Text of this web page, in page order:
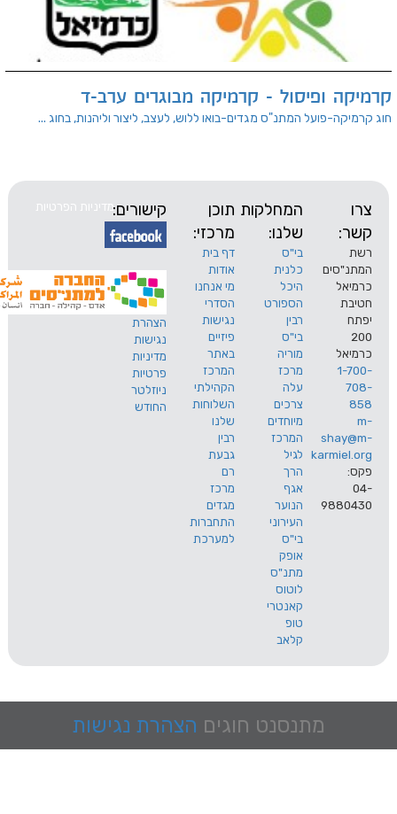
ופיסול - קרמיקה מבוגרים ערב-ד
המתנ"ס מגדים-בואו ללוש, לעצב, ליצור וליהנות, בחוג ...
המחלקות
שלנו:
בי"ס
כלנית
היכל
הספורט
רבין
בי"ס
מוריה
מרכז
עלה
צרכים
מיוחדים
המרכז
לגיל
הרך
אגף
הנוער
תוכן
מרכזי:
דף בית
אודות
מי אנחנו
הסדרי
נגישות
פיזיים
באתר
המרכז
הקהילתי
השלוחות
שלנו
רבין
גבעת
רם
מרכז
מגדים
התחברות
למערכת
קישורים:
הצהרת
נגישות
מדיניות
פרטיות
ניוזלטר
החודש
מדיניות הפרטיות
מתנסנט חוגים הצהרת נגישות